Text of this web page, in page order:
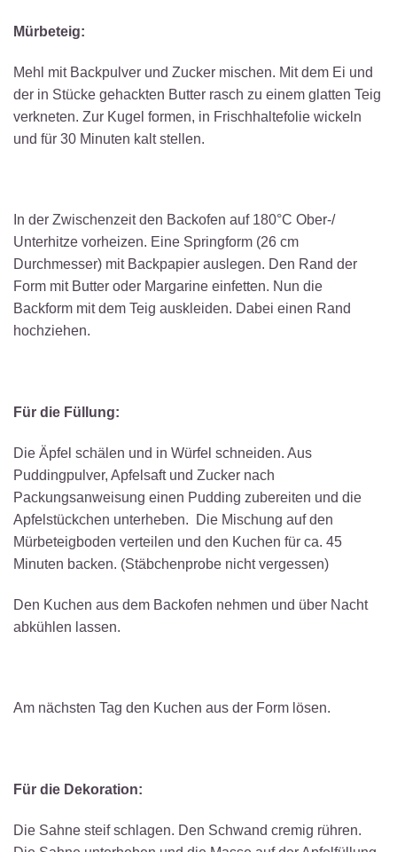
Mürbeteig:
Mehl mit Backpulver und Zucker mischen. Mit dem Ei und
der in Stücke gehackten Butter rasch zu einem glatten Teig
verkneten. Zur Kugel formen, in Frischhaltefolie wickeln
und für 30 Minuten kalt stellen.
In der Zwischenzeit den Backofen auf 180°C Ober-/
Unterhitze vorheizen. Eine Springform (26 cm
Durchmesser) mit Backpapier auslegen. Den Rand der
Form mit Butter oder Margarine einfetten. Nun die
Backform mit dem Teig auskleiden. Dabei einen Rand
hochziehen.
Für die Füllung:
Die Äpfel schälen und in Würfel schneiden. Aus
Puddingpulver, Apfelsaft und Zucker nach
Packungsanweisung einen Pudding zubereiten und die
Apfelstückchen unterheben. Die Mischung auf den
Mürbeteigboden verteilen und den Kuchen für ca. 45
Minuten backen. (Stäbchenprobe nicht vergessen)
Den Kuchen aus dem Backofen nehmen und über Nacht
abkühlen lassen.
Am nächsten Tag den Kuchen aus der Form lösen.
Für die Dekoration:
Die Sahne steif schlagen. Den Schwand cremig rühren.